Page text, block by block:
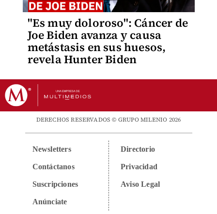
"Es muy doloroso": Cáncer de
Joe Biden avanza y causa
metástasis en sus huesos,
revela Hunter Biden
DERECHOS RESERVADOS © GRUPO MILENIO 2026
Newsletters
Contáctanos
Suscripciones
Anúnciate
Directorio
Privacidad
Aviso Legal